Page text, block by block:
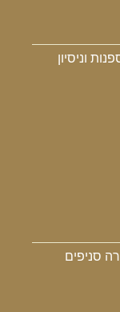
וניסיון
סניפים